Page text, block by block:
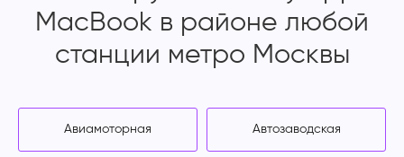
MacBook в районе любой
станции метро Москвы
Авиамоторная Автозаводская